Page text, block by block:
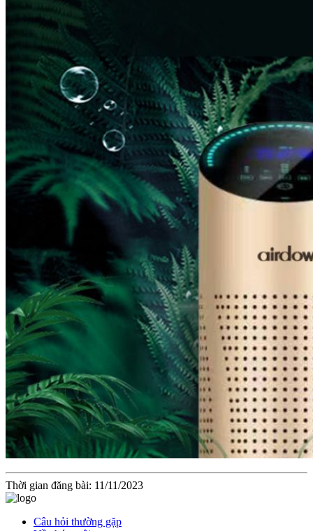
Thời gian đăng bài: 11/11/2023
Câu hỏi thường gặp